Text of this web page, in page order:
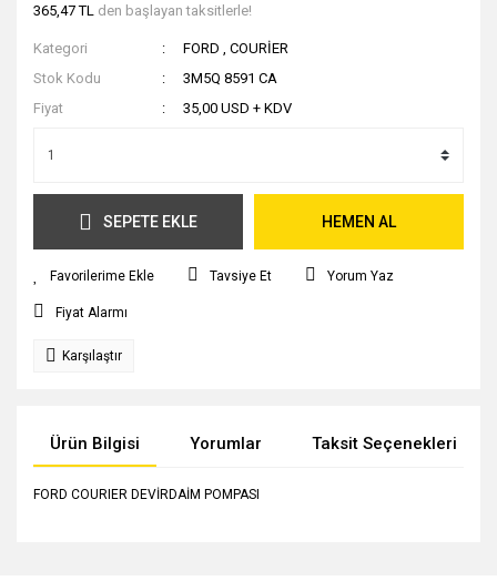
365,47 TL den başlayan taksitlerle!
Kategori FORD ,COURİER
Stok Kodu
3M5Q 8591 CA
Fiyat
35,00 USD + KDV
SEPETE EKLE HEMEN AL
Tavsiye Et Yorum Yaz
Fiyat Alarmı
Karşılaştır
Ürün Bilgisi Yorumlar Taksit Seçenekleri
FORD COURIER DEVİRDAİM POMPASI